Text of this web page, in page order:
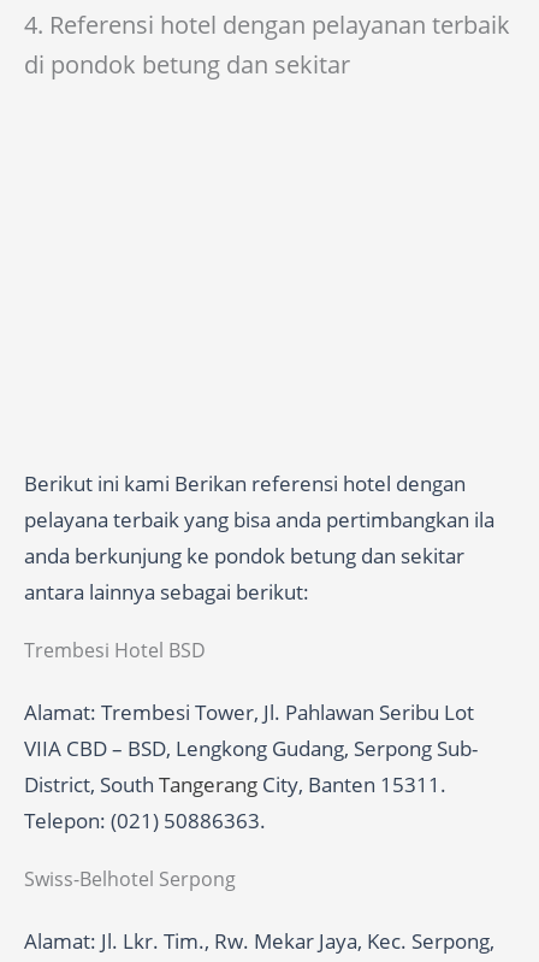
4. Referensi hotel dengan pelayanan terbaik
di pondok betung dan sekitar
Berikut ini kami Berikan referensi hotel dengan
pelayana terbaik yang bisa anda pertimbangkan ila
anda berkunjung ke pondok betung dan sekitar
antara lainnya sebagai berikut:
Trembesi Hotel BSD
Alamat: Trembesi Tower, Jl. Pahlawan Seribu Lot
VIIA CBD – BSD, Lengkong Gudang, Serpong Sub-
District, South Tangerang City, Banten 15311.
Telepon: (021) 50886363.
Swiss-Belhotel Serpong
Alamat: Jl. Lkr. Tim., Rw. Mekar Jaya, Kec. Serpong,